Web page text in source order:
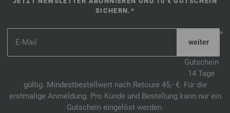
SICHERN.*
*
Gutschein
14 Tage
gültig. Mindestbestellwert nach Retoure 45,- €. Für die
erstmalige Anmeldung. Pro Kunde und Bestellung kann nur ein
Gutschein eingelöst werden.